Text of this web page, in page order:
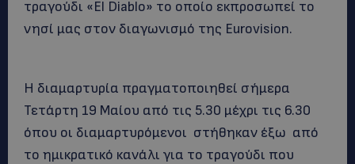
τραγούδι «El Diablo» το οποίο εκπροσωπεί το
νησί μας στον διαγωνισμό της Eurovision.
Η διαμαρτυρία πραγματοποιηθεί σήμερα
Τετάρτη 19 Μαίου από τις 5.30 μέχρι τις 6.30
όπου οι διαμαρτυρόμενοι στήθηκαν έξω από
το ημικρατικό κανάλι για το τραγούδι που